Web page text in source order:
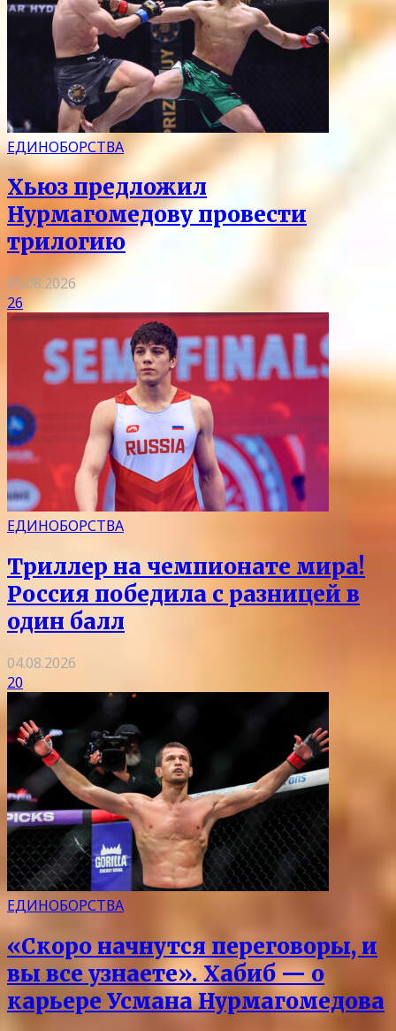
ЕДИНОБОРСТВА
Хьюз предложил
Нурмагомедову провести
трилогию
05.08.2026
26
ЕДИНОБОРСТВА
Триллер на чемпионате мира!
Россия победила с разницей в
один балл
04.08.2026
20
ЕДИНОБОРСТВА
«Скоро начнутся переговоры, и
вы все узнаете». Хабиб — о
карьере Усмана Нурмагомедова